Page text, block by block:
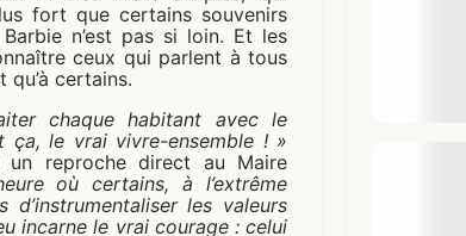
fort que certains souvenirs
n’est pas si loin. Et les
ceux qui parlent à tous
certains.
chaque habitant avec le
ça, le vrai vivre-ensemble ! »
reproche direct au Maire
où certains, à l’extrême
d’instrumentaliser les valeurs
incarne le vrai courage : celui